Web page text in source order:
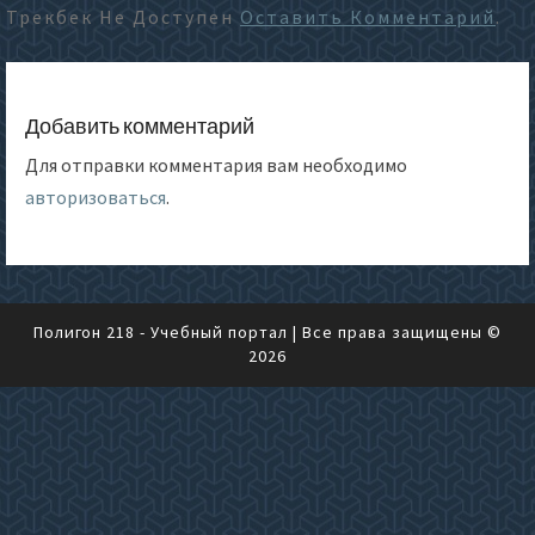
Трекбек Не Доступен Оставить Комментарий .
Добавить комментарий
Для отправки комментария вам необходимо
авторизоваться.
Полигон 218 - Учебный портал | Все права защищены ©
2026